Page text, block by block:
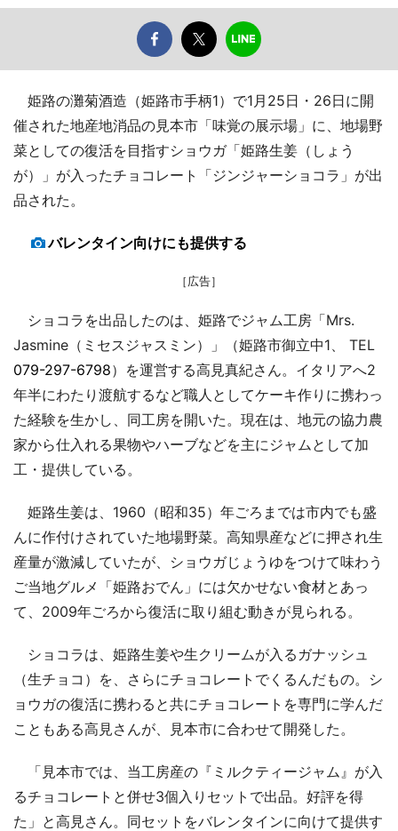
姫路の灘菊酒造（姫路市手柄1）で1月25日・26日に開
催された地産地消品の見本市「味覚の展示場」に、地場野
菜としての復活を目指すショウガ「姫路生姜（しょう
が）」が入ったチョコレート「ジンジャーショコラ」が出
品された。
バレンタイン向けにも提供する
［広告］
ショコラを出品したのは、姫路でジャム工房「Mrs.
Jasmine（ミセスジャスミン）」（姫路市御立中1、 TEL
079-297-6798）を運営する高見真紀さん。イタリアへ2
年半にわたり渡航するなど職人としてケーキ作りに携わっ
た経験を生かし、同工房を開いた。現在は、地元の協力農
家から仕入れる果物やハーブなどを主にジャムとして加
工・提供している。
姫路生姜は、1960（昭和35）年ごろまでは市内でも盛
んに作付けされていた地場野菜。高知県産などに押され生
産量が激減していたが、ショウガじょうゆをつけて味わう
ご当地グルメ「姫路おでん」には欠かせない食材とあっ
て、2009年ごろから復活に取り組む動きが見られる。
ショコラは、姫路生姜や生クリームが入るガナッシュ
（生チョコ）を、さらにチョコレートでくるんだもの。シ
ョウガの復活に携わると共にチョコレートを専門に学んだ
こともある高見さんが、見本市に合わせて開発した。
「見本市では、当工房産の『ミルクティージャム』が入
るチョコレートと併せ3個入りセットで出品。好評を得
た」と高見さん。同セットをバレンタインに向けて提供す